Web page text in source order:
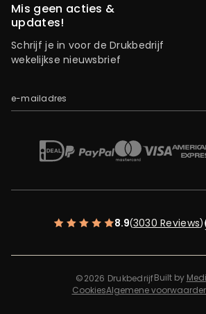
Mis geen acties &
updates!
Schrijf je in voor de Drukbedrijf
wekelijkse nieuwsbrief
e-mailadres
iDEALPaypal Mastercard
Visa
8.9(3030 Reviews)
©2026 Drukbedrijf
Algemene
Cookies
Built by